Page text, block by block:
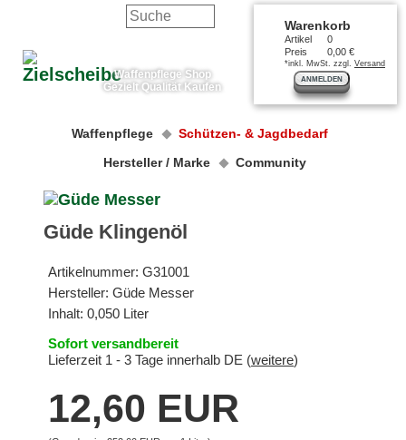
Waffenpflege Shop
Gezielt Qualität Kaufen
Warenkorb
Artikel
0
Preis
0,00 €
*inkl. MwSt. zzgl. Versand
ANMELDEN
Waffenpflege
Schützen- & Jagdbedarf
Hersteller / Marke
Community
Güde Klingenöl
Artikelnummer: G31001
Hersteller: Güde Messer
Inhalt: 0,050 Liter
Sofort versandbereit
Lieferzeit 1 - 3 Tage innerhalb DE (weitere)
12,60 EUR